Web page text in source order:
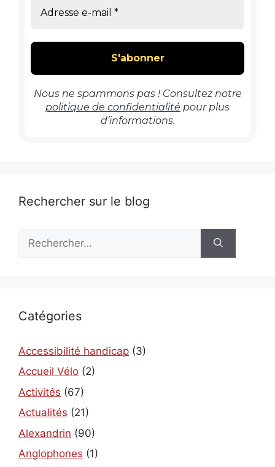
Nous ne spammons pas ! Consultez notre
politique de confidentialité pour plus
d’informations.
Rechercher sur le blog
Catégories
Accessibilité handicap (3)
Accueil Vélo (2)
Activités (67)
Actualités (21)
Alexandrin (90)
Anglophones (1)